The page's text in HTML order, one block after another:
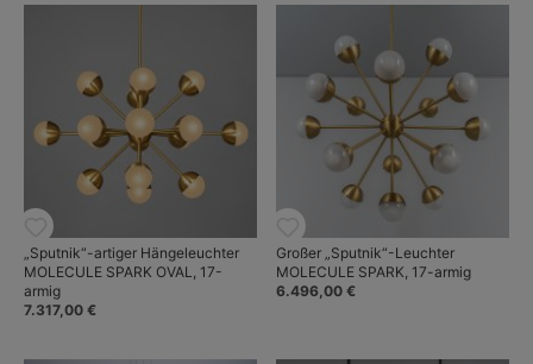
„Sputnik“-artiger Hängeleuchter
MOLECULE SPARK OVAL, 17-
armig
7.317,00 €
Großer „Sputnik“-Leuchter
MOLECULE SPARK, 17-armig
6.496,00 €